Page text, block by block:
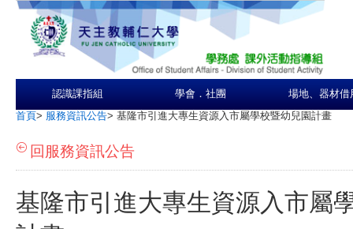
認識課指組 學會．社團 場地、器材借
首頁> 服務資訊公告> 基隆市引進大專生資源入市屬學校暨幼兒園計畫
回服務資訊公告
基隆市引進大專生資源入市屬